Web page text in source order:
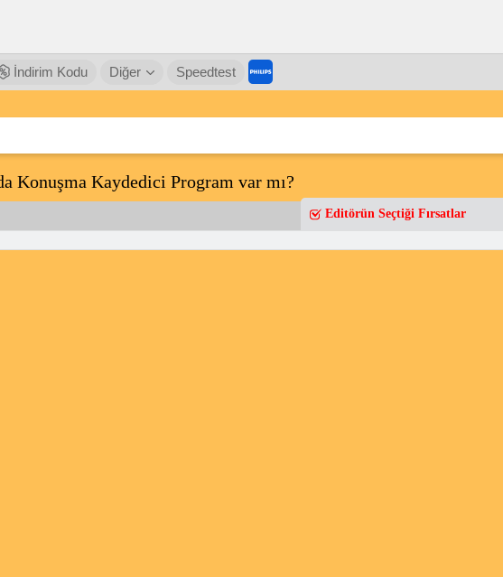
İndirim Kodu Diğer Speedtest
Konuşma Kaydedici Program var mı?
Editörün Seçtiği Fırsatlar